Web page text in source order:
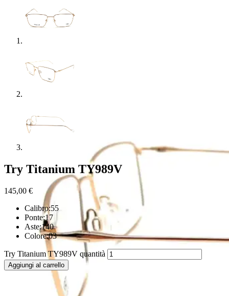
Try Titanium TY989V
145,00 €
Calibro:55
Ponte:17
Aste:140
Colore:03
Try Titanium TY989V quantità
Aggiungi al carrello